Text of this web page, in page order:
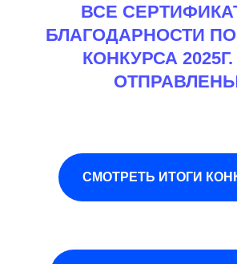
ВСЕ
БЛАГОДАРНОСТИ
КОНКУРСА
СМОТРЕТЬ ИТОГИ